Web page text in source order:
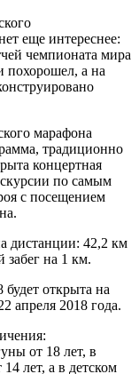
еще интереснее:
чемпионата мира
похорошел, а на
марафона
традиционно
концертная
по самым
с посещением
дистанции: 42,2 км
забег на 1 км.
открыта на
апреля 2018 года.
от 18 лет, в
лет, а в детском